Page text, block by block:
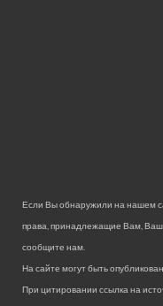
Если Вы обнаружили на нашем
права, принадлежащие Вам,
сообщите нам.
На сайте могут быть
При цитировании ссылка на